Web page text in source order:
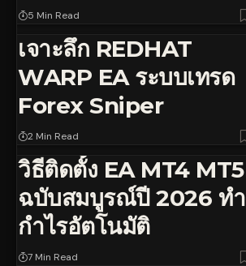
5 Min Read
เจาะลึก REDHAT
WARP EA ระบบเทรด
Forex Sniper
2 Min Read
วิธีติดตั้ง EA MT4 MT5
ฉบับสมบูรณ์ปี 2026 ทำ
กำไรอัตโนมัติ
7 Min Read